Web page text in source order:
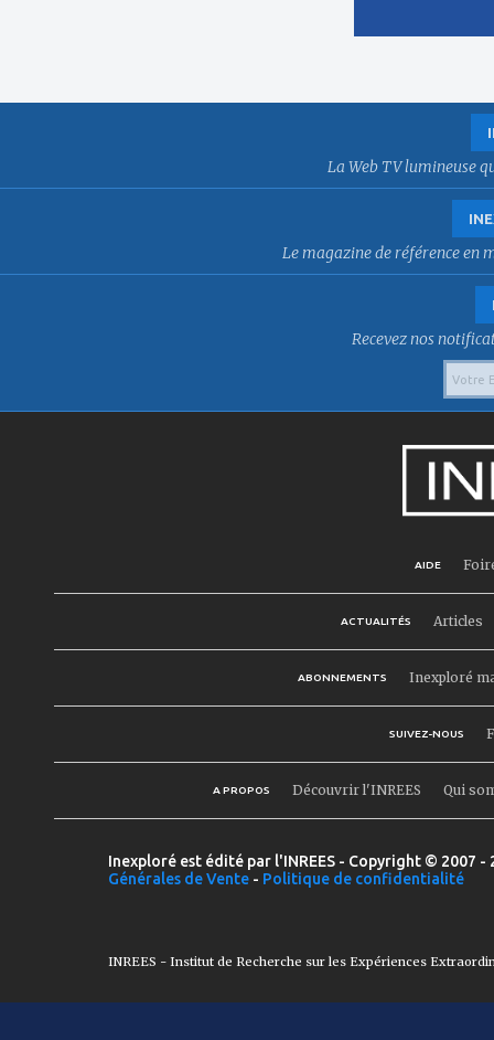
La Web TV lumineuse
Le magazine de référence en
Recevez nos
AIDE
ACTUALITÉS Articles
ABONNEMENTS Inexploré
SUIVEZ-NOUS
A PROPOS Découvrir l'INREES Qui
Inexploré est édité par l'INREES - Copyright © 2007
Générales de Vente - Politique de confidentialité
INREES - Institut de Recherche sur les Expériences